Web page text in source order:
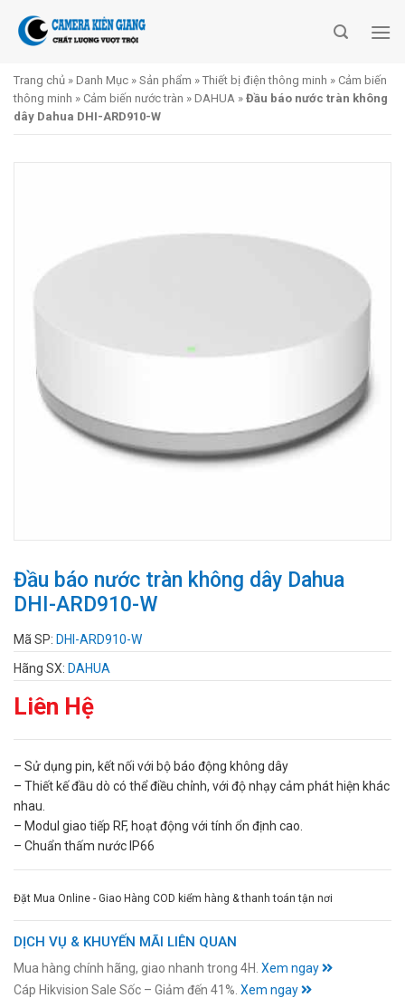
Trang chủ » Danh Mục » Sản phẩm » Thiết bị điện thông minh » Cảm biến
thông minh » Cảm biến nước tràn » DAHUA » Đầu báo nước tràn không
dây Dahua DHI-ARD910-W
Đầu báo nước tràn không dây Dahua
DHI-ARD910-W
Mã SP: DHI-ARD910-W
Hãng SX: DAHUA
Liên Hệ
– Sử dụng pin, kết nối với bộ báo động không dây
– Thiết kế đầu dò có thể điều chỉnh, với độ nhạy cảm phát hiện khác
nhau.
– Modul giao tiếp RF, hoạt động với tính ổn định cao.
– Chuẩn thấm nước IP66
Đặt Mua Online - Giao Hàng COD kiểm hàng & thanh toán tận nơi
DỊCH VỤ & KHUYẾN MÃI LIÊN QUAN
Mua hàng chính hãng, giao nhanh trong 4H. Xem ngay
Cáp Hikvision Sale Sốc – Giảm đến 41%. Xem ngay